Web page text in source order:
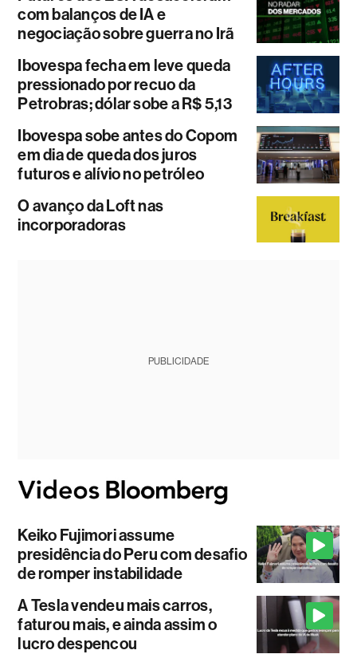
com balanços de IA e
negociação sobre guerra no Irã
Ibovespa fecha em leve queda
pressionado por recuo da
Petrobras; dólar sobe a R$ 5,13
Ibovespa sobe antes do Copom
em dia de queda dos juros
futuros e alívio no petróleo
O avanço da Loft nas
incorporadoras
PUBLICIDADE
Keiko Fujimori assume
presidência do Peru com desafio
de romper instabilidade
A Tesla vendeu mais carros,
faturou mais, e ainda assim o
lucro despencou